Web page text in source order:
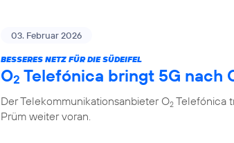
03. Februar 2026
BESSERES NETZ FÜR DIE SÜDEIFEL
O2 Telefónica bringt 5G nach
Der Telekommunikationsanbieter O2 Telefónica
Prüm weiter voran.